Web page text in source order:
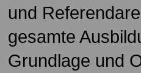
und
gesamte
Grundlage und